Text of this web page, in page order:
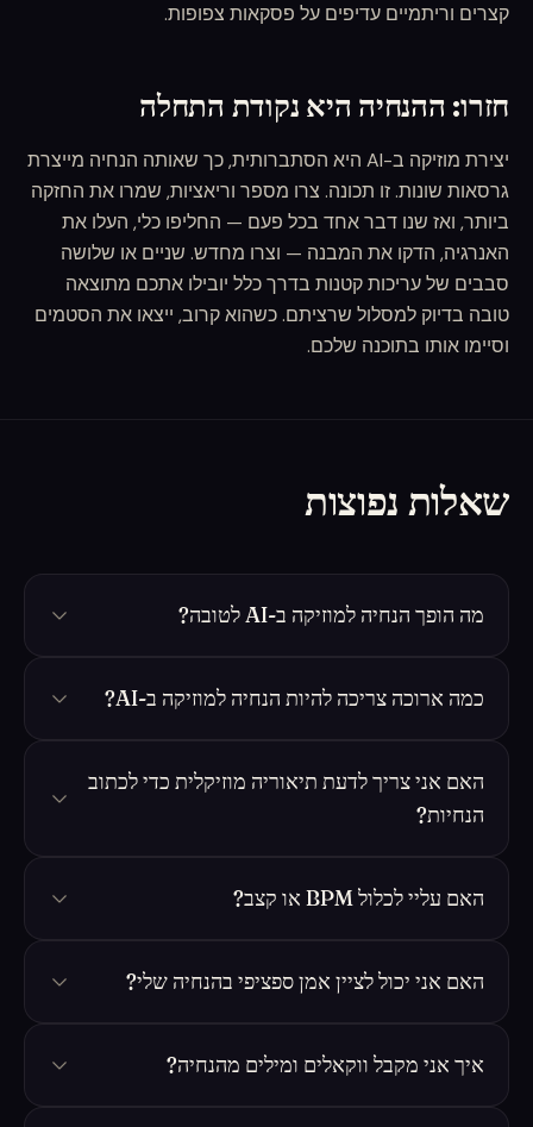
קצרים וריתמיים עדיפים על פסקאות צפופות.
חזרו: ההנחיה היא נקודת התחלה
יצירת מוזיקה ב-AI היא הסתברותית, כך שאותה הנחיה מייצרת
גרסאות שונות. זו תכונה. צרו מספר וריאציות, שמרו את החזקה
ביותר, ואז שנו דבר אחד בכל פעם — החליפו כלי, העלו את
האנרגיה, הדקו את המבנה — וצרו מחדש. שניים או שלושה
סבבים של עריכות קטנות בדרך כלל יובילו אתכם מתוצאה
טובה בדיוק למסלול שרציתם. כשהוא קרוב, ייצאו את הסטמים
וסיימו אותו בתוכנה שלכם.
שאלות נפוצות
מה הופך הנחיה למוזיקה ב-AI לטובה?
כמה ארוכה צריכה להיות הנחיה למוזיקה ב-AI?
האם אני צריך לדעת תיאוריה מוזיקלית כדי לכתוב
הנחיות?
האם עליי לכלול BPM או קצב?
האם אני יכול לציין אמן ספציפי בהנחיה שלי?
איך אני מקבל ווקאלים ומילים מהנחיה?